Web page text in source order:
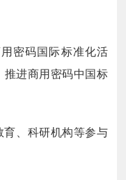
密码国际标准化活
推进商用密码中国标
育、科研机构等参与